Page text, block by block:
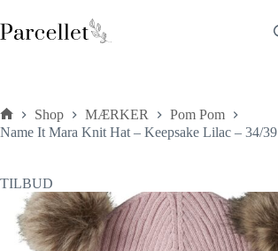
til
indhold
Forside
Shop MÆRKER
Pom Pom
Name It Mara Knit Hat – Keepsake Lilac – 34/39
TILBUD